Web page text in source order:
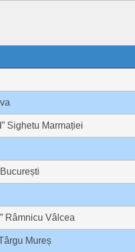
Sighetu Marmației
Râmnicu Vâlcea
Mureș